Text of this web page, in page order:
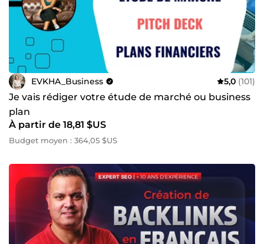
EVKHA_Business 5,0 (101)
Je vais rédiger votre étude de marché ou business
plan
À partir de 18,81 $US
Budget moyen : 364,05 $US